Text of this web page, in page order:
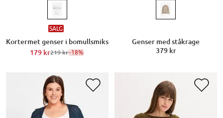
SALG
Kortermet genser i bomullsmiks
179 kr219 kr-18%
Genser med ståkrage
379 kr